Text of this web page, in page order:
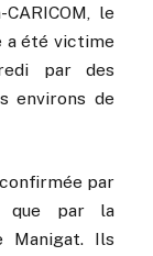
le
a été victime
par des
environs de
par
que par la
Manigat. Ils